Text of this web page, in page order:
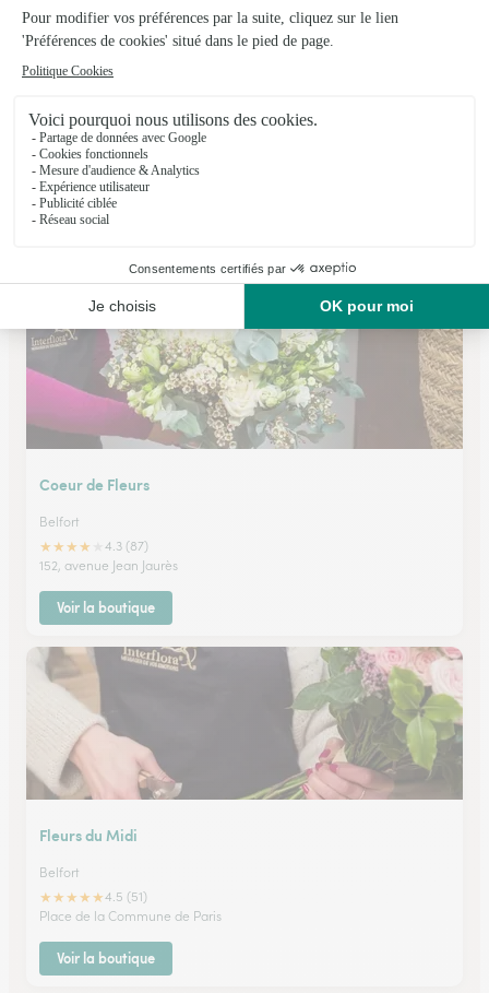
Au Chariot By Pauline
Belfort
★★★★★4.5 (24)
202 Avenue Jean Jaurès
Coeur de Fleurs
Belfort
★★★★
4.3 (87)
152, avenue Jean Jaurès
Voir la boutique
Fleurs du Midi
Belfort
★★★★★4.5 (51)
Place de la Commune de Paris
Voir la boutique